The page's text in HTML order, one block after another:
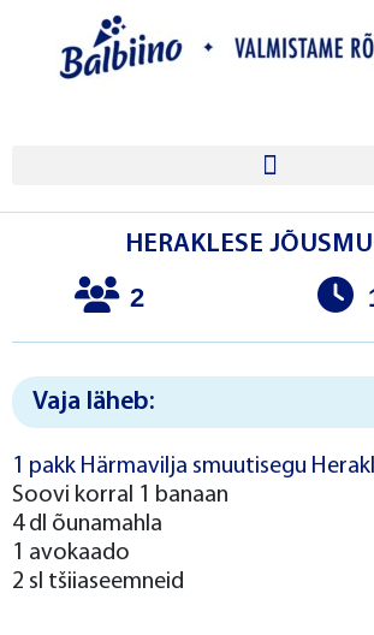
HERAKLESE
2
Vaja läheb:
1 pakk Härmavilja smuutisegu
Soovi korral 1 banaan
4 dl õunamahla
1 avokaado
2 sl tšiiaseemneid